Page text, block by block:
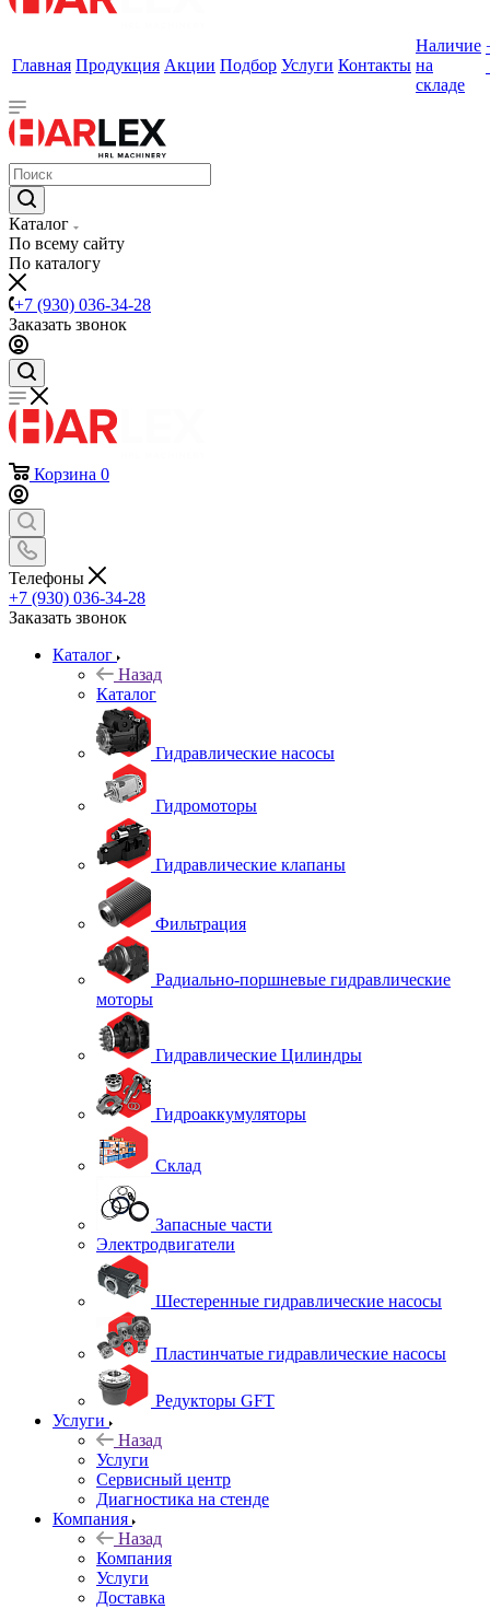
Главная Продукция Акции Подбор Услуги Контакты
Наличие
на
складе
Каталог
По всему сайту
По каталогу
+7 (930) 036-34-28
Заказать звонок
Корзина 0
Телефоны
+7 (930) 036-34-28
Заказать звонок
Каталог
Назад
Каталог
Гидравлические насосы
Гидромоторы
Гидравлические клапаны
Фильтрация
Радиально-поршневые гидравлические
моторы
Гидравлические Цилиндры
Гидроаккумуляторы
Склад
Запасные части
Электродвигатели
Шестеренные гидравлические насосы
Пластинчатые гидравлические насосы
Редукторы GFT
Услуги
Назад
Услуги
Сервисный центр
Диагностика на стенде
Компания
Назад
Компания
Услуги
Доставка